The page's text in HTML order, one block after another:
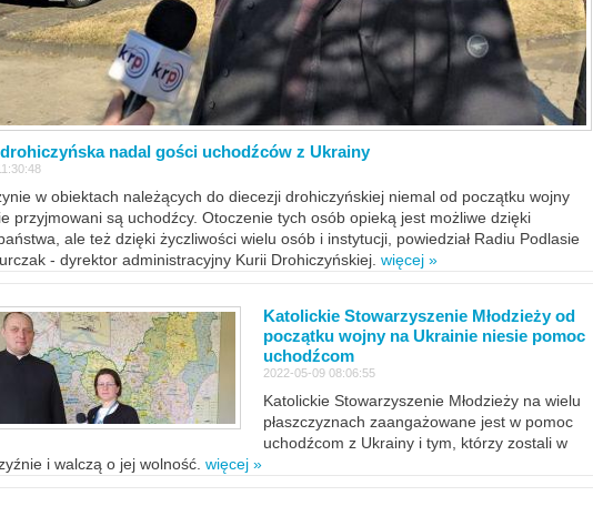
nadal gości uchodźców z Ukrainy
w obiektach należących do diecezji drohiczyńskiej niemal od początku wojny
przyjmowani są uchodźcy. Otoczenie tych osób opieką jest możliwe dzięki
ale też dzięki życzliwości wielu osób i instytucji, powiedział Radiu Podlasie
- dyrektor administracyjny Kurii Drohiczyńskiej. więcej »
Katolickie Stowarzyszenie Młodzieży od
początku wojny na Ukrainie niesie pomoc
uchodźcom
2022-05-09 08:06:55
Katolickie Stowarzyszenie Młodzieży na wielu
płaszczyznach zaangażowane jest w pomoc
uchodźcom z Ukrainy i tym, którzy zostali w
i walczą o jej wolność. więcej »